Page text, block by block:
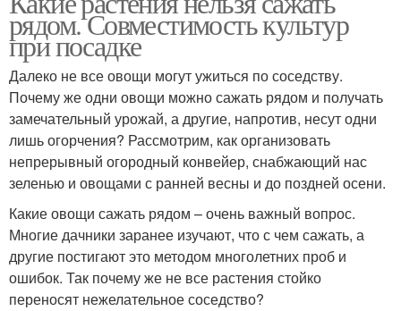
рядом. Совместимость культур
при посадке
Далеко не все овощи могут ужиться по соседству.
Почему же одни овощи можно сажать рядом и получать
замечательный урожай, а другие, напротив, несут одни
лишь огорчения? Рассмотрим, как организовать
непрерывный огородный конвейер, снабжающий нас
зеленью и овощами с ранней весны и до поздней осени.
Какие овощи сажать рядом – очень важный вопрос.
Многие дачники заранее изучают, что с чем сажать, а
другие постигают это методом многолетних проб и
ошибок. Так почему же не все растения стойко
переносят нежелательное соседство?